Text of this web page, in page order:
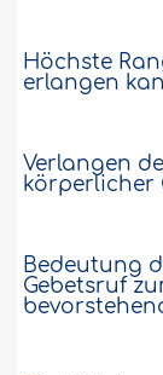
Höchste
erlangen
Verlangen
körperlicher
Bedeutung
Gebetsruf